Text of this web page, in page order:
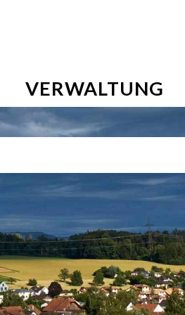
VERWALTUNG